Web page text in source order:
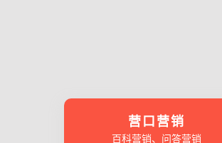
营口营销
百科营销、问答营销